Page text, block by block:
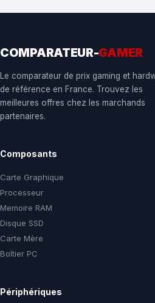
COMPARATEUR-GAMER
Le comparateur de prix gaming et
de référence en France. Trouvez les
meilleures offres chez les marchands
partenaires.
Composants
Carte Graphique
Processeur
Memoire RAM
Disque SSD
Carte Mère
Boîtier PC
Périphériques